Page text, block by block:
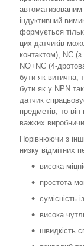
автоматизованим
індуктивний
формується
цих датчиків
контактом), NC
NO+NC (4-
бути як витична,
бути як у NPN
датчик
предметів, то
важких
Порівнюючи з
низку відмітних
висока
простота
сумісність
висока
швидкість